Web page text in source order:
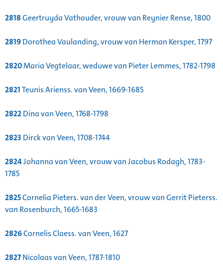
2818Geertruyda Vathouder, vrouw van Reynier Rense, 1800
2819Dorothea Vaulanding, vrouw van Herman Kersper, 1797
2820Maria Vegtelaar, weduwe van Pieter Lemmes, 1782-1798
2821Teunis Arienss. van Veen, 1669-1685
2822Dina van Veen, 1768-1798
2823 Dirck van Veen, 1708-1744
2824Johanna van Veen, vrouw van Jacobus Rodagh, 1783-
1785
2825Cornelia Pieters. van der Veen, vrouw van Gerrit Pieterss.
van Rosenburch, 1665-1683
2826Cornelis Claess. van Veen, 1627
2827Nicolaas van Veen, 1787-1810